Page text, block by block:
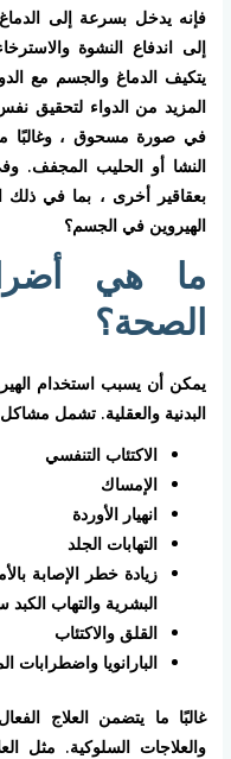
فإنه يدخل بسرعة إلى
إلى اندفاع النشوة
يتكيف الدماغ والجسم مع
المزيد من الدواء لتحقيق
في صورة مسحوق ، وغالبًا
النشا أو الحليب المجفف.
بعقاقير أخرى ، بما في ذلك
الهيروين في الجسم؟
ما هي
الصحة؟
يمكن أن يسبب استخدام
البدنية والعقلية. تشمل
الاكتئاب التنفسي
الإمساك
انهيار الأوردة
التهابات الجلد
زيادة خطر الإصابة
البشرية والتهاب
القلق والاكتئاب
البارانويا واضطرابات
غالبًا ما يتضمن العلاج
والعلاجات السلوكية. مثل